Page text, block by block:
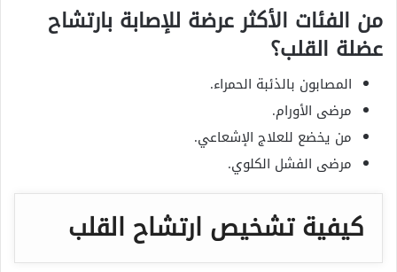
من الفئات الأكثر عرضة للإصابة بارتشاح
عضلة القلب؟
المصابون بالذئبة الحمراء.
مرضى الأورام.
من يخضع للعلاج الإشعاعي.
مرضى الفشل الكلوي.
كيفية تشخيص ارتشاح القلب